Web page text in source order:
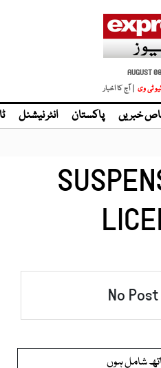
AUGUST
ٹی وی | آج کا اخبار
خبریں پاکستان انٹر نیشنل
No
شامل ہوں